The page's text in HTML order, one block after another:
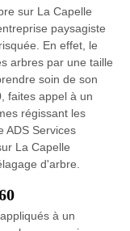
sur La Capelle
paysagiste
En effet, le
arbres par une taille
soin de son
faites appel à un
régissant les
ADS Services
La Capelle
d'arbre.
à un